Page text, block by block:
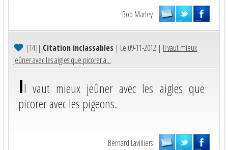
Bob Marley
[14]| Citation inclassables | Le 09-11-2012 | Il vaut mieux
jeûner avec les aigles que picorer a...
Il vaut mieux jeûner avec les aigles que
picorer avec les pigeons.
Bernard Lavilliers